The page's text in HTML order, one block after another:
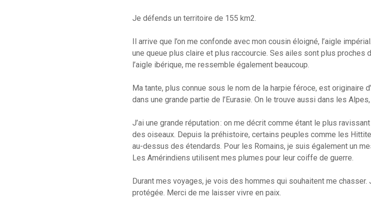
Je défends un territoire de 155 km2.
Il arrive que l’on me confonde avec mon cousin éloigné, l’aigle
une queue plus claire et plus raccourcie. Ses ailes sont plus proches
l’aigle ibérique, me ressemble également beaucoup.
Ma tante, plus connue sous le nom de la harpie féroce, est originaire
dans une grande partie de l’Eurasie. On le trouve aussi dans les
J’ai une grande réputation : on me décrit comme étant le plus
des oiseaux. Depuis la préhistoire, certains peuples comme les
au-dessus des étendards. Pour les Romains, je suis également un
Les Amérindiens utilisent mes plumes pour leur coiffe de guerre.
Durant mes voyages, je vois des hommes qui souhaitent me
protégée. Merci de me laisser vivre en paix.